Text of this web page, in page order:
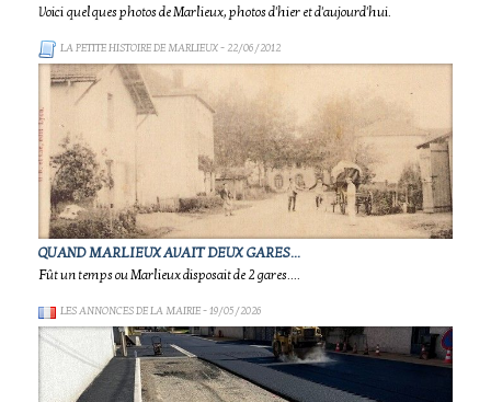
Voici quelques photos de Marlieux, photos d'hier et d'aujourd'hui.
LA PETITE HISTOIRE DE MARLIEUX- 22/06/2012
QUAND MARLIEUX AVAIT DEUX GARES...
Fût un temps ou Marlieux disposait de 2 gares....
LES ANNONCES DE LA MAIRIE- 19/05/2026